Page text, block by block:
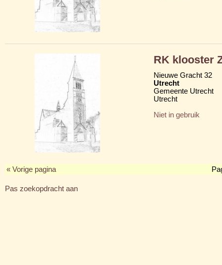
RK klooster
Nieuwe Gracht 32
Utrecht
Gemeente Utrecht
Utrecht
Niet in gebruik
« Vorige pagina
Pas zoekopdracht aan